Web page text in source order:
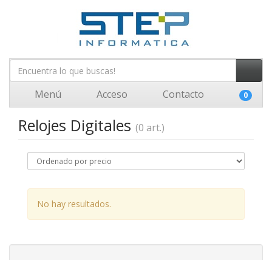
Menú Acceso Contacto 0
Relojes Digitales (0 art.)
No hay resultados.